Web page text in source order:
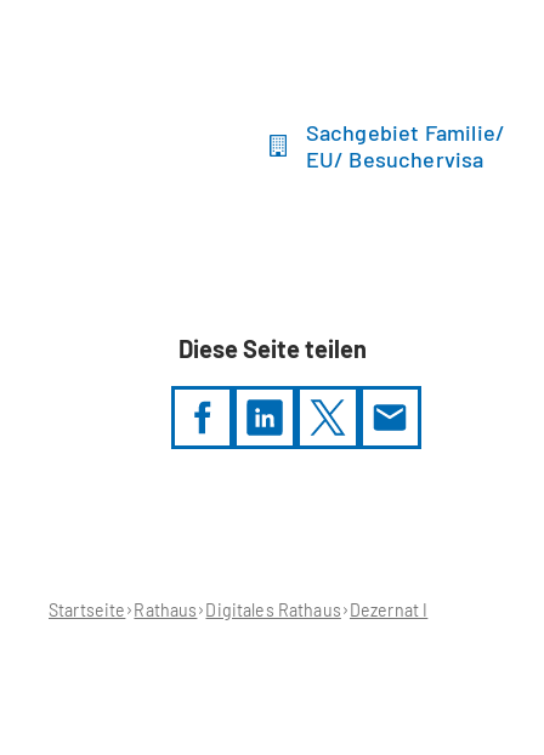
Sachgebiet Familie/
EU/ Besuchervisa
Diese Seite teilen
Startseite Rathaus Digitales Rathaus Dezernat I